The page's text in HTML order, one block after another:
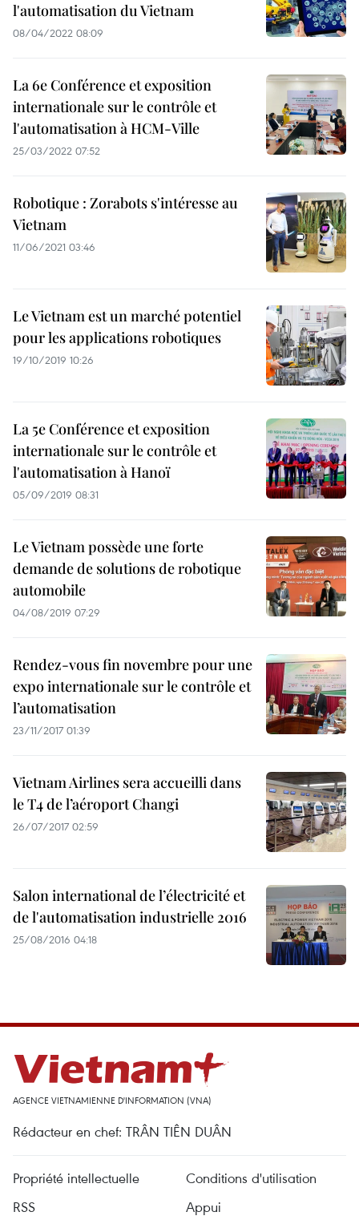
l'automatisation du Vietnam
08/04/2022 08:09
La 6e Conférence et exposition
internationale sur le contrôle et
l'automatisation à HCM-Ville
25/03/2022 07:52
Robotique : Zorabots s'intéresse au
Vietnam
11/06/2021 03:46
Le Vietnam est un marché potentiel
pour les applications robotiques
19/10/2019 10:26
La 5e Conférence et exposition
internationale sur le contrôle et
l'automatisation à Hanoï
05/09/2019 08:31
Le Vietnam possède une forte
demande de solutions de robotique
automobile
04/08/2019 07:29
Rendez-vous fin novembre pour une
expo internationale sur le contrôle et
l’automatisation
23/11/2017 01:39
Vietnam Airlines sera accueilli dans
le T4 de l’aéroport Changi
26/07/2017 02:59
Salon international de l’électricité et
de l'automatisation industrielle 2016
25/08/2016 04:18
AGENCE VIETNAMIENNE D'INFORMATION (VNA)
Rédacteur en chef: TRÂN TIÊN DUÂN
Propriété intellectuelle
Conditions d'utilisation
RSS
Appui